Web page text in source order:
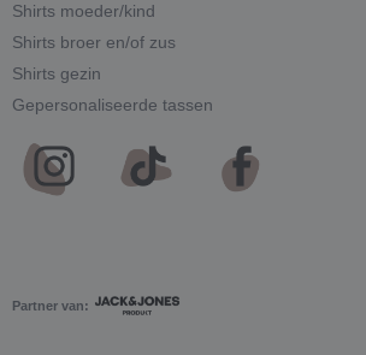
Shirts moeder/kind
Shirts broer en/of zus
Shirts gezin
Gepersonaliseerde tassen
Partner van: